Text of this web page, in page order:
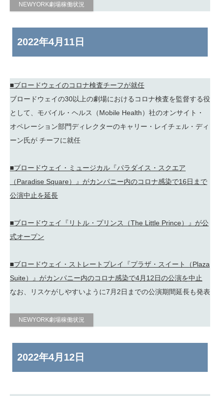
NEWYORK劇場稼働状況
2022年4月11日
■ブロードウェイのコロナ検査チーフが就任
ブロードウェイの30以上の劇場におけるコロナ検査を監督する役
として、モバイル・ヘルス（Mobile Health）社のオンサイト・
オペレーション部門ディレクターのキャリー・レイチェル・ディ
ーン氏が チーフに就任
■ブロードウェイ・ミュージカル『パラダイス・スクエア
（Paradise Square）』がカンパニー内のコロナ感染で16日まで
公演中止を延長
■ブロードウェイ『リトル・プリンス（The Little Prince）』が公
式オープン
■ブロードウェイ・ストレートプレイ『プラザ・スイート（Plaza
Suite）』がカンパニー内のコロナ感染で4月12日の公演を中止
なお、リスケがしやすいように7月2日までの公演期間延長も発表
NEWYORK劇場稼働状況
2022年4月12日